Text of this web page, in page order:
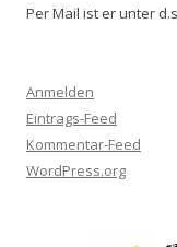
Per Mail ist er unter
Anmelden
Eintrags-Feed
Kommentar-Feed
WordPress.org